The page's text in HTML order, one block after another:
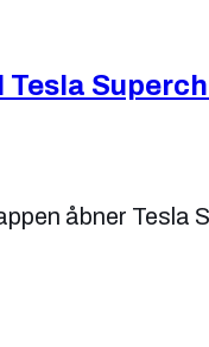
åbner Tesla